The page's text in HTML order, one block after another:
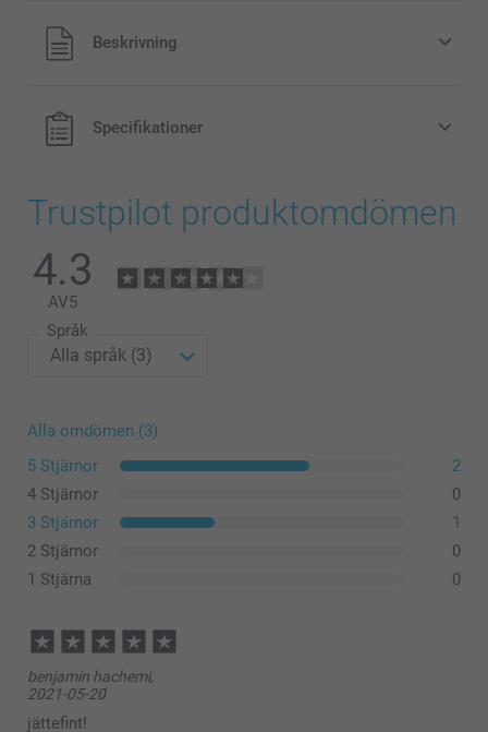
Alla priser är i svenska kronor (SEK), inklusive moms och
exklusive porto.
Beskrivning
Specifikationer
Trustpilot produktomdömen
4.3
AV5
Språk
Alla omdömen (3)
5 Stjärnor
2
4 Stjärnor
0
3 Stjärnor
1
2 Stjärnor
0
1 Stjärna
0
benjamin hachemi,
2021-05-20
jättefint!